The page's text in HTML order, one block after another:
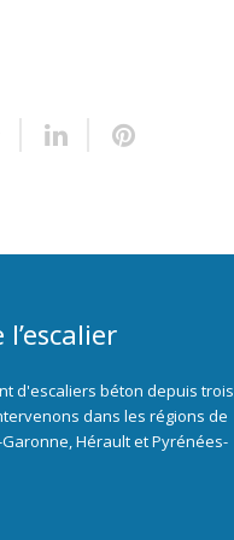
d'escaliers béton depuis trois
dans les régions de
Hérault et Pyrénées-